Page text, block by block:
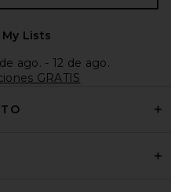
Lists
ago. - 12 de ago.
GRATIS